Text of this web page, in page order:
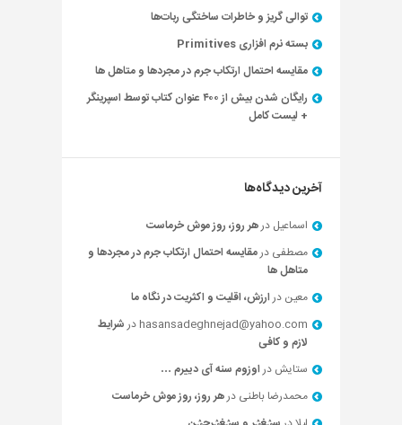
توالی گریز و خاطرات ساختگی ربات‌ها
بسته نرم افزاری Primitives
مقایسه احتمال ارتکاب جرم در مجردها و متاهل ها
رایگان شدن بیش از ۴۰۰ عنوان کتاب توسط اسپرینگر
+ لیست کامل
آخرین دیدگاه‌ها
اسماعیل درهر روز، روز موش خرماست
مصطفی درمقایسه احتمال ارتکاب جرم در مجردها و
متاهل ها
معین درارزش، اقلیت و اکثریت در نگاه ما
hasansadeghnejad@yahoo.com درشرایط
لازم و کافی
ستایش دراوزوم سنه آی دییرم …
محمدرضا باطنی درهر روز، روز موش خرماست